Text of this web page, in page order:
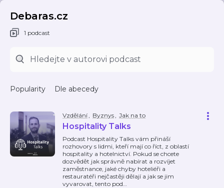
Debaras.cz
1 podcast
Popularity Dle abecedy
Vzdělání, Byznys, Jak na to
Hospitality Talks
Podcast Hospitality Talks vám přináší
rozhovory s lidmi, kteří mají co říct, z oblastí
hospitality a hotelnictví. Pokud se chcete
dozvědět jak správně nabírat a rozvíjet
zaměstnance, jaké chyby hoteliéři a
restauratéři nejčastěji dělají a jak se jim
vyvarovat, tento pod…